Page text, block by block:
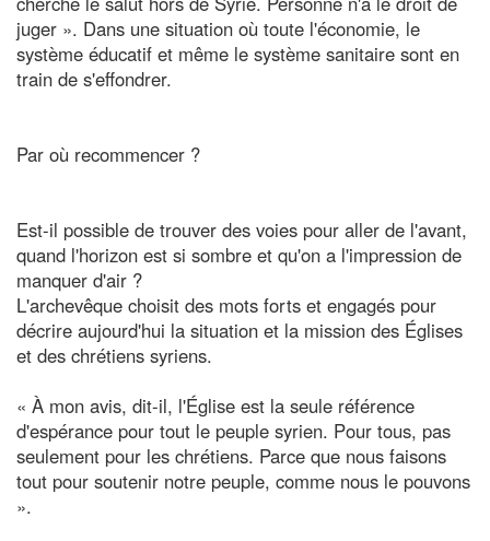
juger ». Dans une situation où toute l'économie, le
système éducatif et même le système sanitaire sont en
train de s'effondrer.
Par où recommencer ?
Est-il possible de trouver des voies pour aller de l'avant,
quand l'horizon est si sombre et qu'on a l'impression de
manquer d'air ?
L'archevêque choisit des mots forts et engagés pour
décrire aujourd'hui la situation et la mission des Églises
et des chrétiens syriens.
« À mon avis, dit-il, l'Église est la seule référence
d'espérance pour tout le peuple syrien. Pour tous, pas
seulement pour les chrétiens. Parce que nous faisons
tout pour soutenir notre peuple, comme nous le pouvons
».